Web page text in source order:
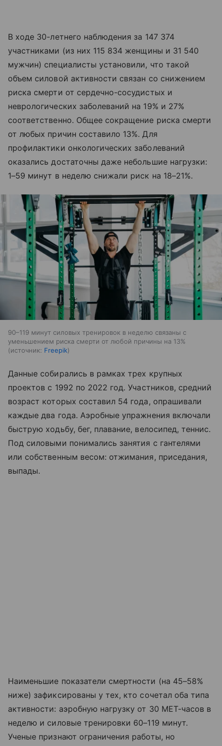
В ходе 30-летнего наблюдения за 147 374
участниками (из них 115 834 женщины и 31 540
мужчин) специалисты установили, что такой
объем силовой активности связан со снижением
риска смерти от сердечно-сосудистых и
неврологических заболеваний на 19% и 27%
соответственно. Общее сокращение риска смерти
от любых причин составило 13%. Для
профилактики онкологических заболеваний
оказались достаточны даже небольшие нагрузки:
1–59 минут в неделю снижали риск на 18–21%.
90–119 минут силовых тренировок в неделю связаны с
уменьшением риска смерти от любой причины на 13%
источник: Freepik
Данные собирались в рамках трех крупных
проектов с 1992 по 2022 год. Участников, средний
возраст которых составил 54 года, опрашивали
каждые два года. Аэробные упражнения включали
быструю ходьбу, бег, плавание, велосипед, теннис.
Под силовыми понимались занятия с гантелями
или собственным весом: отжимания, приседания,
выпады.
Наименьшие показатели смертности (на 45–58%
ниже) зафиксированы у тех, кто сочетал оба типа
активности: аэробную нагрузку от 30 MET-часов в
неделю и силовые тренировки 60–119 минут.
Ученые признают ограничения работы, но